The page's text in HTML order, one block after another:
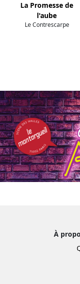
La Promesse de
l'aube
Le Contrescarpe
À